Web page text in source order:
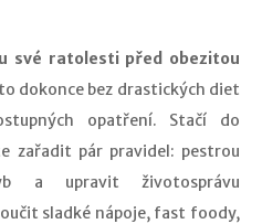
své ratolesti před obezitou
dokonce bez drastických diet
opatření. Stačí do
zařadit pár pravidel: pestrou
a upravit životosprávu
sladké nápoje, fast foody,